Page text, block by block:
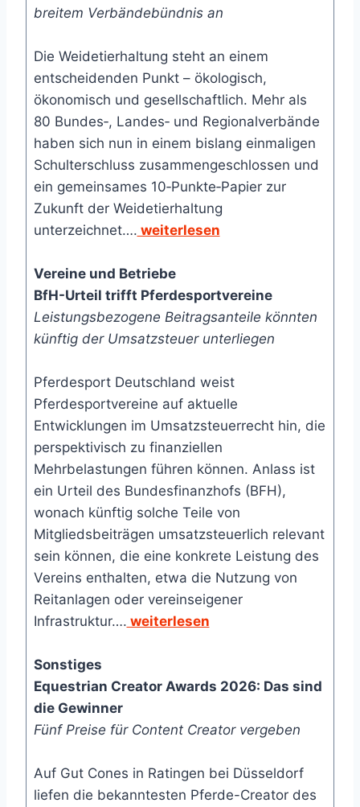
breitem Verbändebündnis an
Die Weidetierhaltung steht an einem
entscheidenden Punkt – ökologisch,
ökonomisch und gesellschaftlich. Mehr als
80 Bundes‑, Landes‑ und Regionalverbände
haben sich nun in einem bislang einmaligen
Schulterschluss zusammengeschlossen und
ein gemeinsames 10‑Punkte‑Papier zur
Zukunft der Weidetierhaltung
unterzeichnet…. weiterlesen
Vereine und Betriebe
BfH-Urteil trifft Pferdesportvereine
Leistungsbezogene Beitragsanteile könnten
künftig der Umsatzsteuer unterliegen
Pferdesport Deutschland weist
Pferdesportvereine auf aktuelle
Entwicklungen im Umsatzsteuerrecht hin, die
perspektivisch zu finanziellen
Mehrbelastungen führen können. Anlass ist
ein Urteil des Bundesfinanzhofs (BFH),
wonach künftig solche Teile von
Mitgliedsbeiträgen umsatzsteuerlich relevant
sein können, die eine konkrete Leistung des
Vereins enthalten, etwa die Nutzung von
Reitanlagen oder vereinseigener
Infrastruktur…. weiterlesen
Sonstiges
Equestrian Creator Awards 2026: Das sind
die Gewinner
Fünf Preise für Content Creator vergeben
Auf Gut Cones in Ratingen bei Düsseldorf
liefen die bekanntesten Pferde-Creator des